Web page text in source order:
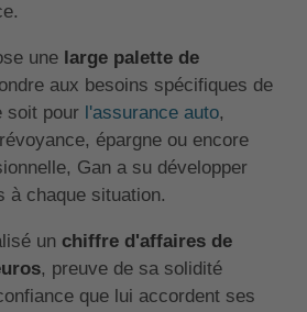
une large palette de
aux besoins spécifiques de
soit pour l'assurance auto,
épargne ou encore
Gan a su développer
à chaque situation.
un chiffre d'affaires de
, preuve de sa solidité
que lui accordent ses